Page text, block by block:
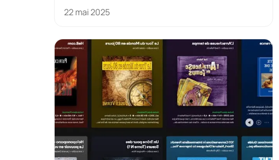
22 mai 2025